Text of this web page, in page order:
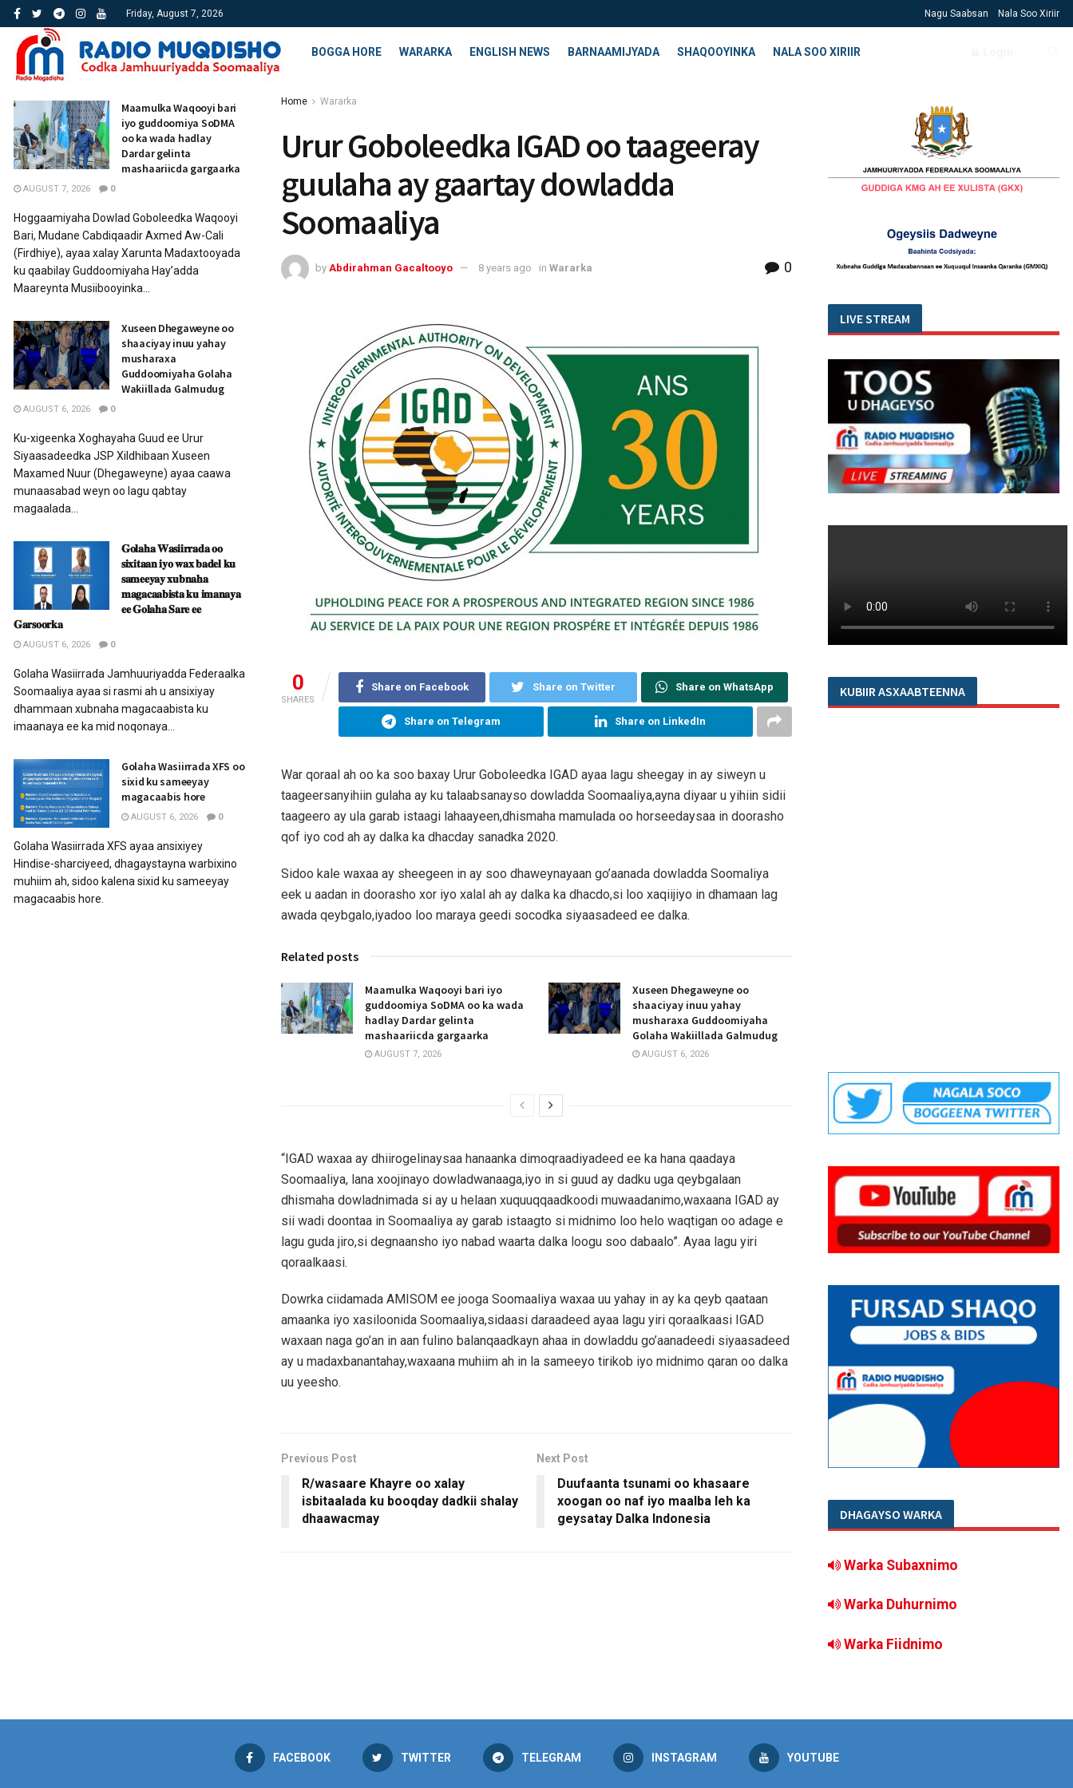
Friday, August 7, 2026 Nagu Saabsan Nala Soo Xiriir
BOGGA HORE WARARKA ENGLISH NEWS BARNAAMIJYADA SHAQOOYINKA NALA SOO XIRIIR
Home Wararka
Urur Goboleedka IGAD oo taageeray
guulaha ay gaartay dowladda
Soomaaliya
by Abdirahman Gacaltooyo 8 years ago in Wararka 0
0
SHARES
Share on Facebook Share on Twitter Share on WhatsApp
Share on Telegram Share on LinkedIn
War qoraal ah oo ka soo baxay Urur Goboleedka IGAD ayaa lagu sheegay in ay siweyn u
taageersanyihiin gulaha ay ku talaabsanayso dowladda Soomaaliya,ayna diyaar u yihiin sidii
taageero ay ula garab istaagi lahaayeen,dhismaha mamulada oo horseedaysaa in doorasho
qof iyo cod ah ay dalka ka dhacday sanadka 2020.
Sidoo kale waxaa ay sheegeen in ay soo dhaweynayaan go’aanada dowladda Soomaliya
eek u aadan in doorasho xor iyo xalal ah ay dalka ka dhacdo,si loo xaqiijiyo in dhamaan lag
awada qeybgalo,iyadoo loo maraya geedi socodka siyaasadeed ee dalka.
Related posts
Maamulka Waqooyi bari iyo
guddoomiya SoDMA oo ka wada
hadlay Dardar gelinta
mashaariicda gargaarka
AUGUST 7, 2026
Xuseen Dhegaweyne oo
shaaciyay inuu yahay
musharaxa Guddoomiyaha
Golaha Wakiillada Galmudug
AUGUST 6, 2026
“IGAD waxaa ay dhiirogelinaysaa hanaanka dimoqraadiyadeed ee ka hana qaadaya
Soomaaliya, lana xoojinayo dowladwanaaga,iyo in si guud ay dadku uga qeybgalaan
dhismaha dowladnimada si ay u helaan xuquuqqaadkoodi muwaadanimo,waxaana IGAD ay
sii wadi doontaa in Soomaaliya ay garab istaagto si midnimo loo helo waqtigan oo adage e
lagu guda jiro,si degnaansho iyo nabad waarta dalka loogu soo dabaalo”. Ayaa lagu yiri
qoraalkaasi.
Dowrka ciidamada AMISOM ee jooga Soomaaliya waxaa uu yahay in ay ka qeyb qaataan
amaanka iyo xasiloonida Soomaaliya,sidaasi daraadeed ayaa lagu yiri qoraalkaasi IGAD
waxaan naga go’an in aan fulino balanqaadkayn ahaa in dowladdu go’aanadeedi siyaasadeed
ay u madaxbanantahay,waxaana muhiim ah in la sameeyo tirikob iyo midnimo qaran oo dalka
uu yeesho.
Previous Post
R/wasaare Khayre oo xalay
isbitaalada ku booqday dadkii shalay
dhaawacmay
Next Post
Duufaanta tsunami oo khasaare
xoogan oo naf iyo maalba leh ka
geysatay Dalka Indonesia
Maamulka Waqooyi bari
iyo guddoomiya SoDMA
oo ka wada hadlay
Dardar gelinta
mashaariicda gargaarka
AUGUST 7, 2026 0
Hoggaamiyaha Dowlad Goboleedka Waqooyi
Bari, Mudane Cabdiqaadir Axmed Aw-Cali
(Firdhiye), ayaa xalay Xarunta Madaxtooyada
ku qaabilay Guddoomiyaha Hay’adda
Maareynta Musiibooyinka...
Xuseen Dhegaweyne oo
shaaciyay inuu yahay
musharaxa
Guddoomiyaha Golaha
Wakiillada Galmudug
AUGUST 6, 2026 0
Ku-xigeenka Xoghayaha Guud ee Urur
Siyaasadeedka JSP Xildhibaan Xuseen
Maxamed Nuur (Dhegaweyne) ayaa caawa
munaasabad weyn oo lagu qabtay
magaalada...
𝐆𝐨𝐥𝐚𝐡𝐚 𝐖𝐚𝐬𝐢𝐢𝐫𝐫𝐚𝐝𝐚 𝐨𝐨
𝐬𝐢𝐱𝐢𝐭𝐚𝐚𝐧 𝐢𝐲𝐨 𝐰𝐚𝐱 𝐛𝐚𝐝𝐞𝐥 𝐤𝐮
𝐬𝐚𝐦𝐞𝐞𝐲𝐚𝐲 𝐱𝐮𝐛𝐧𝐚𝐡𝐚
𝐦𝐚𝐠𝐚𝐜𝐚𝐚𝐛𝐢𝐬𝐭𝐚 𝐤𝐮 𝐢𝐦𝐚𝐧𝐚𝐲𝐚
𝐞𝐞 𝐆𝐨𝐥𝐚𝐡𝐚 𝐒𝐚𝐫𝐞 𝐞𝐞
𝐆𝐚𝐫𝐬𝐨𝐨𝐫𝐤𝐚
AUGUST 6, 2026 0
Golaha Wasiirrada Jamhuuriyadda Federaalka
Soomaaliya ayaa si rasmi ah u ansixiyay
dhammaan xubnaha magacaabista ku
imaanaya ee ka mid noqonaya...
Golaha Wasiirrada XFS oo
sixid ku sameeyay
magacaabis hore
AUGUST 6, 2026 0
Golaha Wasiirrada XFS ayaa ansixiyey
Hindise-sharciyeed, dhagaystayna warbixino
muhiim ah, sidoo kalena sixid ku sameeyay
magacaabis hore.
LIVE STREAM
KUBIIR ASXAABTEENNA
DHAGAYSO WARKA
Warka Subaxnimo
Warka Duhurnimo
Warka Fiidnimo
FACEBOOK TWITTER TELEGRAM INSTAGRAM YOUTUBE